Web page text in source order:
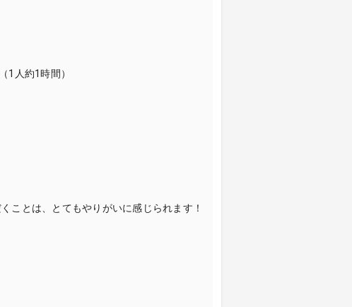
1人約1時間）
ことは、とてもやりがいに感じられます！